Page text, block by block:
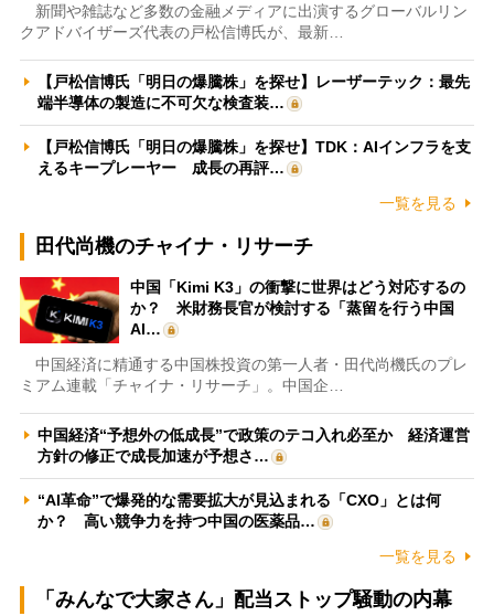
新聞や雑誌など多数の金融メディアに出演するグローバルリン
クアドバイザーズ代表の戸松信博氏が、最新…
【戸松信博氏「明日の爆騰株」を探せ】レーザーテック：最先
端半導体の製造に不可欠な検査装…
【戸松信博氏「明日の爆騰株」を探せ】TDK：AIインフラを支
えるキープレーヤー 成長の再評…
一覧を見る
田代尚機のチャイナ・リサーチ
中国「Kimi K3」の衝撃に世界はどう対応するの
か？ 米財務長官が検討する「蒸留を行う中国
AI…
中国経済に精通する中国株投資の第一人者・田代尚機氏のプレ
ミアム連載「チャイナ・リサーチ」。中国企…
中国経済“予想外の低成長”で政策のテコ入れ必至か 経済運営
方針の修正で成長加速が予想さ…
“AI革命”で爆発的な需要拡大が見込まれる「CXO」とは何
か？ 高い競争力を持つ中国の医薬品…
一覧を見る
「みんなで大家さん」配当ストップ騒動の内幕